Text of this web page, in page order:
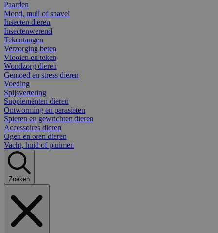
Paarden
Mond, muil of snavel
Insecten dieren
Insectenwerend
Tekentangen
Verzorging beten
Vlooien en teken
Wondzorg dieren
Gemoed en stress dieren
Voeding
Spijsvertering
Supplementen dieren
Ontworming en parasieten
Spieren en gewrichten dieren
Accessoires dieren
Ogen en oren dieren
Vacht, huid of pluimen
Zoeken